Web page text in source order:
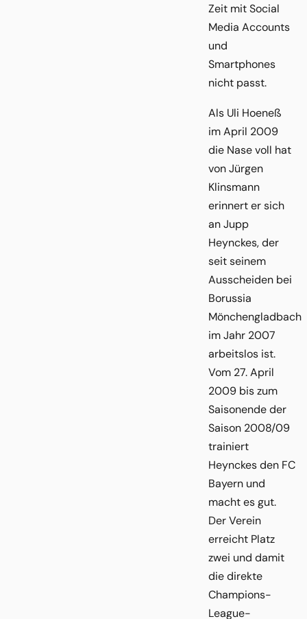
Zeit mit Social
Media Accounts
und
Smartphones
nicht passt.
Als Uli Hoeneß
im April 2009
die Nase voll hat
von Jürgen
Klinsmann
erinnert er sich
an Jupp
Heynckes, der
seit seinem
Ausscheiden bei
Borussia
Mönchengladbach
im Jahr 2007
arbeitslos ist.
Vom 27. April
2009 bis zum
Saisonende der
Saison 2008/09
trainiert
Heynckes den FC
Bayern und
macht es gut.
Der Verein
erreicht Platz
zwei und damit
die direkte
Champions-
League-